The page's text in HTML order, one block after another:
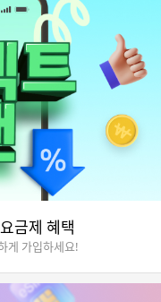
금제 혜택
게 가입하세요!